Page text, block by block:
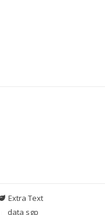
Extra Text
data sgp